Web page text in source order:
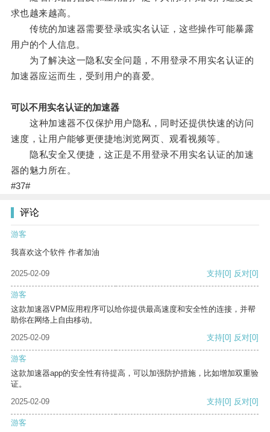
求也越来越高。
传统的加速器需要登录或实名认证，这些操作可能暴露
用户的个人信息。
为了解决这一隐私安全问题，不用登录不用实名认证的
加速器应运而生，受到用户的喜爱。
可以不用实名认证的加速器
这种加速器不仅保护用户隐私，同时还提供快速的访问
速度，让用户能够更便捷地浏览网页、观看视频等。
隐私安全又便捷，这正是不用登录不用实名认证的加速
器的魅力所在。
#37#
评论
游客
我喜欢这个软件 作者加油
2025-02-09 支持[0] 反对[0]
游客
这款加速器VPM应用程序可以给你提供最高速度和安全性的连接，并帮
助你在网络上自由移动。
2025-02-09
支持[0] 反对[0]
游客
这款加速器app的安全性有待提高，可以加强防护措施，比如增加双重验
证。
2025-02-09
支持[0] 反对[0]
游客